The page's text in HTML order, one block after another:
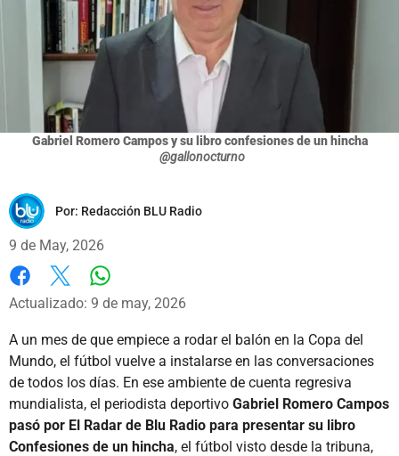
Gabriel Romero Campos y su libro confesiones de un hincha
@gallonocturno
Por: Redacción BLU Radio
9 de May, 2026
Facebook
X
Actualizado: 9 de may, 2026
A un mes de que empiece a rodar el balón en la Copa del
Mundo, el fútbol vuelve a instalarse en las conversaciones
de todos los días. En ese ambiente de cuenta regresiva
mundialista, el periodista deportivo Gabriel Romero Campos
pasó por El Radar de Blu Radio para presentar su libro
Confesiones de un hincha, el fútbol visto desde la tribuna,